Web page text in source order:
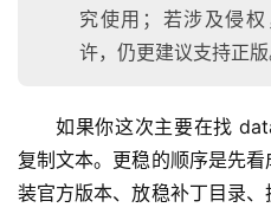
究使用；若涉及侵
许，仍更建议支持正版
如果你这次主要在找
复制文本。更稳的顺序是先
装官方版本、放稳补丁目录